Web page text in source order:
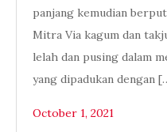
panjang kemudian
Mitra Via kagum dan
lelah dan pusing dalam
yang dipadukan dengan
October 1, 2021